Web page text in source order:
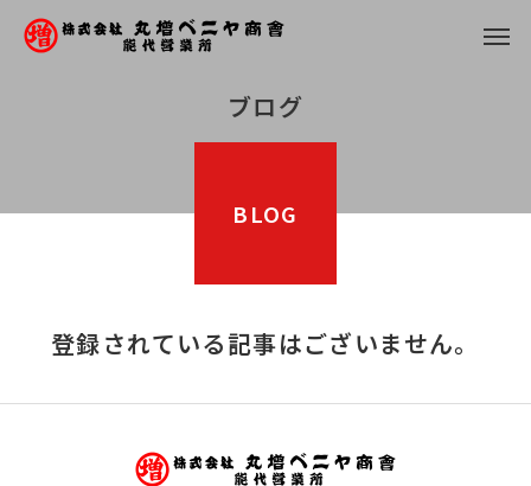
ブログ
BLOG
登録されている記事はございません。